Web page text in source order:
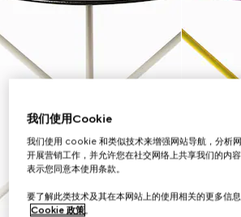
我们使用Cookie
我们使用 cookie 和类似技术来增强网站导航，分析
开展营销工作，并允许您在社交网络上共享我们的内
表示您同意本使用条款。
要了解此类技术及其在本网站上的使用相关的更多信
Cookie 政策。